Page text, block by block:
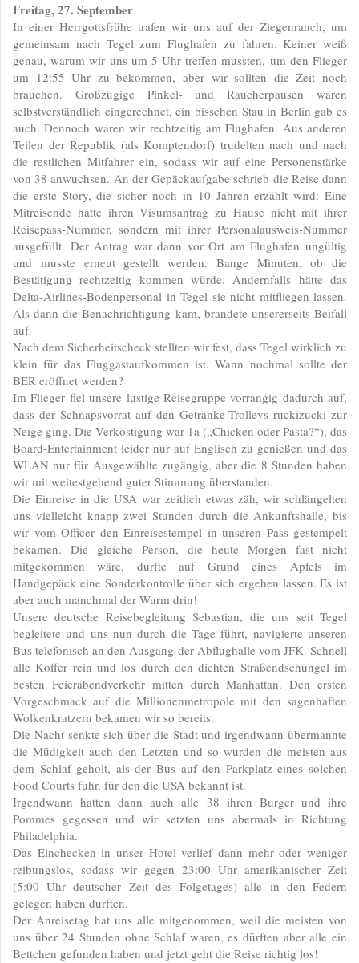
Freitag, 27. September
In einer Herrgottsfrühe trafen wir uns auf der Ziegenranch, um
gemeinsam nach Tegel zum Flughafen zu fahren. Keiner weiß
genau, warum wir uns um 5 Uhr treffen mussten, um den Flieger
um 12:55 Uhr zu bekommen, aber wir sollten die Zeit noch
brauchen. Großzügige Pinkel- und Raucherpausen waren
selbstverständlich eingerechnet, ein bisschen Stau in Berlin gab es
auch. Dennoch waren wir rechtzeitig am Flughafen. Aus anderen
Teilen der Republik (als Komptendorf) trudelten nach und nach
die restlichen Mitfahrer ein, sodass wir auf eine Personenstärke
von 38 anwuchsen. An der Gepäckaufgabe schrieb die Reise dann
die erste Story, die sicher noch in 10 Jahren erzählt wird: Eine
Mitreisende hatte ihren Visumsantrag zu Hause nicht mit ihrer
Reisepass-Nummer, sondern mit ihrer Personalausweis-Nummer
ausgefüllt. Der Antrag war dann vor Ort am Flughafen ungültig
und musste erneut gestellt werden. Bange Minuten, ob die
Bestätigung rechtzeitig kommen würde. Andernfalls hätte das
Delta-Airlines-Bodenpersonal in Tegel sie nicht mitfliegen lassen.
Als dann die Benachrichtigung kam, brandete unsererseits Beifall
auf.
Nach dem Sicherheitscheck stellten wir fest, dass Tegel wirklich zu
klein für das Fluggastaufkommen ist. Wann nochmal sollte der
BER eröffnet werden?
Im Flieger fiel unsere lustige Reisegruppe vorrangig dadurch auf,
dass der Schnapsvorrat auf den Getränke-Trolleys ruckizucki zur
Neige ging. Die Verköstigung war 1a („Chicken oder Pasta?“), das
Board-Entertainment leider nur auf Englisch zu genießen und das
WLAN nur für Ausgewählte zugängig, aber die 8 Stunden haben
wir mit weitestgehend guter Stimmung überstanden.
Die Einreise in die USA war zeitlich etwas zäh, wir schlängelten
uns vielleicht knapp zwei Stunden durch die Ankunftshalle, bis
wir vom Officer den Einreisestempel in unseren Pass gestempelt
bekamen. Die gleiche Person, die heute Morgen fast nicht
mitgekommen wäre, durfte auf Grund eines Apfels im
Handgepäck eine Sonderkontrolle über sich ergehen lassen. Es ist
aber auch manchmal der Wurm drin!
Unsere deutsche Reisebegleitung Sebastian, die uns seit Tegel
begleitete und uns nun durch die Tage führt, navigierte unseren
Bus telefonisch an den Ausgang der Abflughalle vom JFK. Schnell
alle Koffer rein und los durch den dichten Straßendschungel im
besten Feierabendverkehr mitten durch Manhattan. Den ersten
Vorgeschmack auf die Millionenmetropole mit den sagenhaften
Wolkenkratzern bekamen wir so bereits.
Die Nacht senkte sich über die Stadt und irgendwann übermannte
die Müdigkeit auch den Letzten und so wurden die meisten aus
dem Schlaf geholt, als der Bus auf den Parkplatz eines solchen
Food Courts fuhr, für den die USA bekannt ist.
Irgendwann hatten dann auch alle 38 ihren Burger und ihre
Pommes gegessen und wir setzten uns abermals in Richtung
Philadelphia.
Das Einchecken in unser Hotel verlief dann mehr oder weniger
reibungslos, sodass wir gegen 23:00 Uhr amerikanischer Zeit
(5:00 Uhr deutscher Zeit des Folgetages) alle in den Federn
gelegen haben durften.
Der Anreisetag hat uns alle mitgenommen, weil die meisten von
uns über 24 Stunden ohne Schlaf waren, es dürften aber alle ein
Bettchen gefunden haben und jetzt geht die Reise richtig los!